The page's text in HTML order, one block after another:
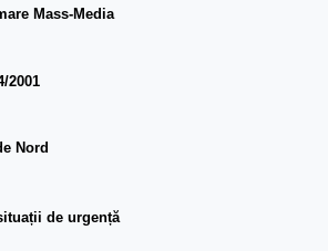
Mass-Media
2001
Nord
de urgență